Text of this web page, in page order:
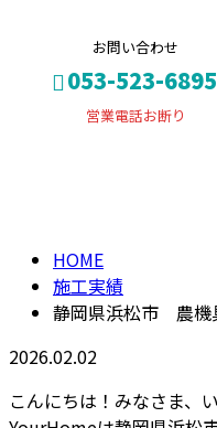
お問い合わせ
053-523-6895
営業電話お断り
HOME
施工実績
静岡県浜松市 農機
2026.02.02
こんにちは！みなさま、